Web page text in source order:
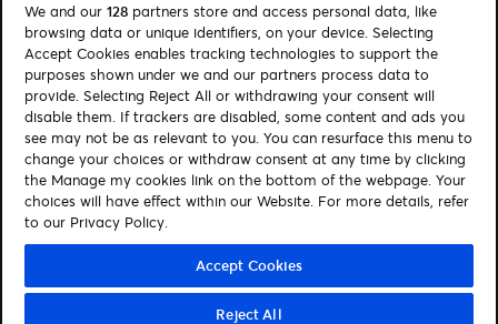
Suchen
Cookie-Einwilligungstool
Autor*innen
Kontakt
Impressum
Tickets
Folge uns:
Visit Facebook (opens in a new window)
Visit Twitter (opens in a new window)
Visit Instagram (opens in a new window)
Visit Youtube (opens in a new window)
Visit Tiktok (opens in a new
Visit Xing (opens in a new
We and our 128 partners store and access personal data, like
browsing data or unique identifiers, on your device. Selecting
Accept Cookies enables tracking technologies to support the
purposes shown under we and our partners process data to
provide. Selecting Reject All or withdrawing your consent will
disable them. If trackers are disabled, some content and ads you
see may not be as relevant to you. You can resurface this menu to
change your choices or withdraw consent at any time by clicking
the Manage my cookies link on the bottom of the webpage. Your
choices will have effect within our Website. For more details, refer
to our Privacy Policy.
Accept Cookies
Reject All